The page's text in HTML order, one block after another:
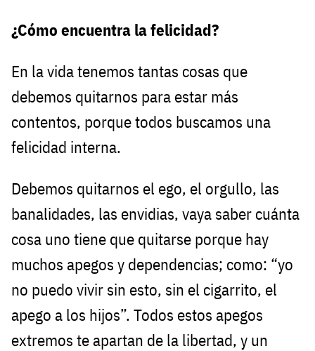
¿Cómo encuentra la felicidad?
En la vida tenemos tantas cosas que
debemos quitarnos para estar más
contentos, porque todos buscamos una
felicidad interna.
Debemos quitarnos el ego, el orgullo, las
banalidades, las envidias, vaya saber cuánta
cosa uno tiene que quitarse porque hay
muchos apegos y dependencias; como: “yo
no puedo vivir sin esto, sin el cigarrito, el
apego a los hijos”. Todos estos apegos
extremos te apartan de la libertad, y un